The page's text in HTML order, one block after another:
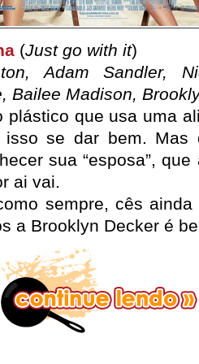
(Just go with it)
Adam Sandler,
Bailee Madison,
plástico que usa uma
isso se dar bem. Mas
sua “esposa”,
ai vai.
sempre, cês
a Brooklyn Decker é